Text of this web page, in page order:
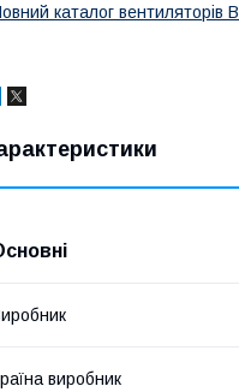
каталог
виробник